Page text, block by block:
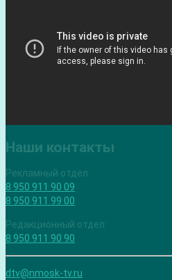
Наши контакты
Рекламный отдел:
8 950 911 90 09
8 950 911 99 00
Редакционный отдел:
8 950 911 90 90
dtv@nmosk-tv.ru